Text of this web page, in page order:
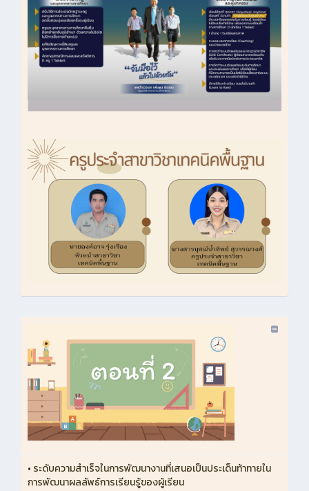
• ระดับความสำเร็จในการพัฒนางานที่เสนอเป็นประเด็นท้าทายใน
การพัฒนาผลลัพธ์การเรียนรู้ของผู้เรียน